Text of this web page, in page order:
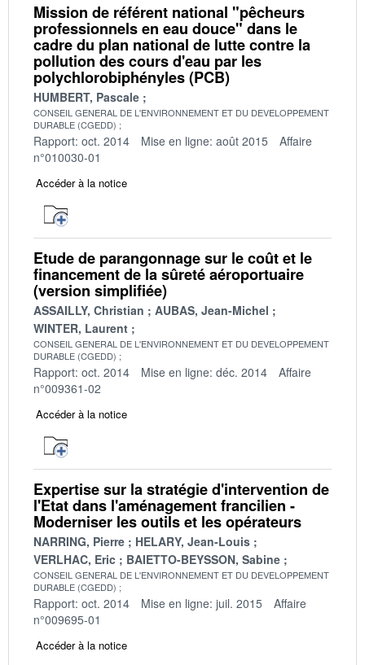
Mission de référent national "pêcheurs
professionnels en eau douce" dans le
cadre du plan national de lutte contre la
pollution des cours d'eau par les
polychlorobiphényles (PCB)
HUMBERT, Pascale
CONSEIL GENERAL DE L'ENVIRONNEMENT ET DU DEVELOPPEMENT
DURABLE (CGEDD)
Rapport: oct. 2014 Mise en ligne: août 2015
Affaire
n°010030-01
Accéder à la notice
Etude de parangonnage sur le coût et le
financement de la sûreté aéroportuaire
(version simplifiée)
ASSAILLY, Christian
AUBAS, Jean-Michel
WINTER, Laurent
CONSEIL GENERAL DE L'ENVIRONNEMENT ET DU DEVELOPPEMENT
DURABLE (CGEDD)
Rapport: oct. 2014 Mise en ligne: déc. 2014
Affaire
n°009361-02
Accéder à la notice
Expertise sur la stratégie d'intervention de
l'Etat dans l'aménagement francilien -
Moderniser les outils et les opérateurs
NARRING, Pierre
HELARY, Jean-Louis
VERLHAC, Eric
BAIETTO-BEYSSON, Sabine
CONSEIL GENERAL DE L'ENVIRONNEMENT ET DU DEVELOPPEMENT
DURABLE (CGEDD)
Rapport: oct. 2014 Mise en ligne: juil. 2015
Affaire
n°009695-01
Accéder à la notice